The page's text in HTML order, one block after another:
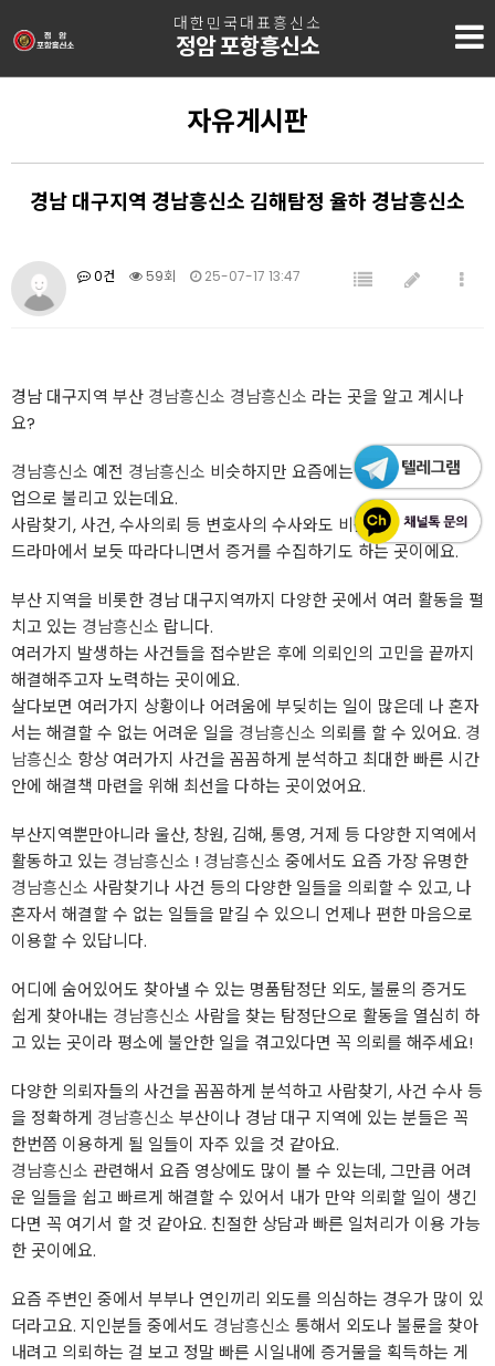
대한민국대표흥신소
정암 포항흥신소
자유게시판
경남 대구지역 경남흥신소 김해탐정 율하 경남흥신소
0건 59회 25-07-17 13:47
경남 대구지역 부산 경남흥신소 경남흥신소 라는 곳을 알고 계시나
요?
경남흥신소 예전 경남흥신소 비슷하지만 요즘에는 탐정에 가까운 직
업으로 불리고 있는데요.
사람찾기, 사건, 수사의뢰 등 변호사의 수사와도 비슷하지만 영화나
드라마에서 보듯 따라다니면서 증거를 수집하기도 하는 곳이에요.
부산 지역을 비롯한 경남 대구지역까지 다양한 곳에서 여러 활동을 펼
치고 있는 경남흥신소 랍니다.
여러가지 발생하는 사건들을 접수받은 후에 의뢰인의 고민을 끝까지
해결해주고자 노력하는 곳이에요.
살다보면 여러가지 상황이나 어려움에 부딪히는 일이 많은데 나 혼자
서는 해결할 수 없는 어려운 일을 경남흥신소 의뢰를 할 수 있어요. 경
남흥신소 항상 여러가지 사건을 꼼꼼하게 분석하고 최대한 빠른 시간
안에 해결책 마련을 위해 최선을 다하는 곳이었어요.
부산지역뿐만아니라 울산, 창원, 김해, 통영, 거제 등 다양한 지역에서
활동하고 있는 경남흥신소 ! 경남흥신소 중에서도 요즘 가장 유명한
경남흥신소 사람찾기나 사건 등의 다양한 일들을 의뢰할 수 있고, 나
혼자서 해결할 수 없는 일들을 맡길 수 있으니 언제나 편한 마음으로
이용할 수 있답니다.
어디에 숨어있어도 찾아낼 수 있는 명품탐정단 외도, 불륜의 증거도
쉽게 찾아내는 경남흥신소 사람을 찾는 탐정단으로 활동을 열심히 하
고 있는 곳이라 평소에 불안한 일을 겪고있다면 꼭 의뢰를 해주세요!
다양한 의뢰자들의 사건을 꼼꼼하게 분석하고 사람찾기, 사건 수사 등
을 정확하게 경남흥신소 부산이나 경남 대구 지역에 있는 분들은 꼭
한번쯤 이용하게 될 일들이 자주 있을 것 같아요.
경남흥신소 관련해서 요즘 영상에도 많이 볼 수 있는데, 그만큼 어려
운 일들을 쉽고 빠르게 해결할 수 있어서 내가 만약 의뢰할 일이 생긴
다면 꼭 여기서 할 것 같아요. 친절한 상담과 빠른 일처리가 이용 가능
한 곳이에요.
요즘 주변인 중에서 부부나 연인끼리 외도를 의심하는 경우가 많이 있
더라고요. 지인분들 중에서도 경남흥신소 통해서 외도나 불륜을 찾아
내려고 의뢰하는 걸 보고 정말 빠른 시일내에 증거물을 획득하는 게